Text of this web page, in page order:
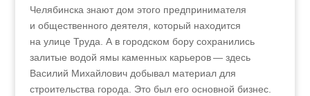
Челябинска знают дом этого предпринимателя
и общественного деятеля, который находится
на улице Труда. А в городском бору сохранились
залитые водой ямы каменных карьеров — здесь
Василий Михайлович добывал материал для
строительства города. Это был его основной бизнес.